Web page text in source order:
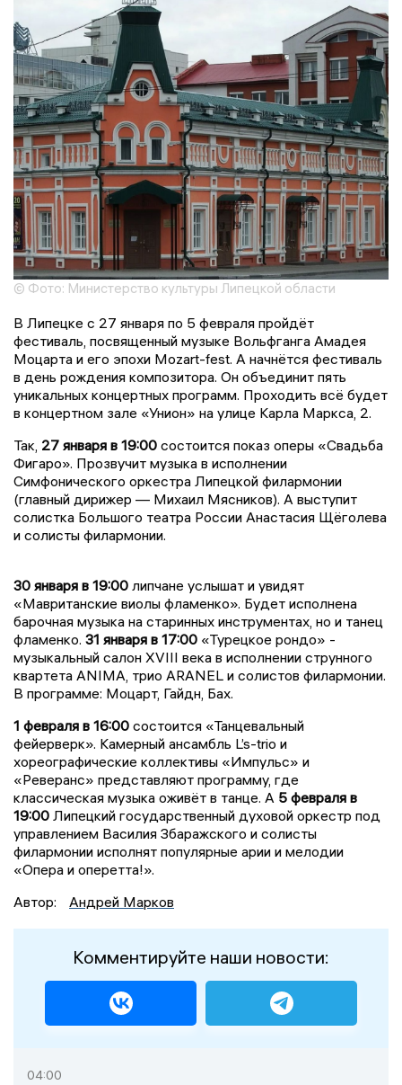
© Фото: Министерство культуры Липецкой области
В Липецке с 27 января по 5 февраля пройдёт
фестиваль, посвященный музыке Вольфганга Амадея
Моцарта и его эпохи Mozart-fest. А начнётся фестиваль
в день рождения композитора. Он объединит пять
уникальных концертных программ. Проходить всё будет
в концертном зале «Унион» на улице Карла Маркса, 2.
Так, 27 января в 19:00 состоится показ оперы «Свадьба
Фигаро». Прозвучит музыка в исполнении
Симфонического оркестра Липецкой филармонии
(главный дирижер — Михаил Мясников). А выступит
солистка Большого театра России Анастасия Щёголева
и солисты филармонии.
30 января в 19:00 липчане услышат и увидят
«Мавританские виолы фламенко». Будет исполнена
барочная музыка на старинных инструментах, но и танец
фламенко. 31 января в 17:00 «Турецкое рондо» -
музыкальный салон XVIII века в исполнении струнного
квартета ANIMA, трио ARANEL и солистов филармонии.
В программе: Моцарт, Гайдн, Бах.
1 февраля в 16:00 состоится «Танцевальный
фейерверк». Камерный ансамбль L’s-trio и
хореографические коллективы «Импульс» и
«Реверанс» представляют программу, где
классическая музыка оживёт в танце. А 5 февраля в
19:00 Липецкий государственный духовой оркестр под
управлением Василия Збаражского и солисты
филармонии исполнят популярные арии и мелодии
«Опера и оперетта!».
Автор:
Андрей Марков
Комментируйте наши новости:
04:00